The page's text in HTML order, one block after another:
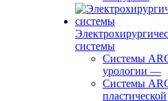
системы
Системы
урологии —
Системы
пластической